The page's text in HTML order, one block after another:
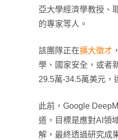
亞大學經濟學教授、
的專家等人。
該團隊正在擴大徵才
學、國家安全，或者
29.5萬-34.5萬美元，
此前，Google
道，目標是應對AI領
解，最終透過研究成